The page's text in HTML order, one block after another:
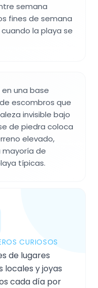
semana
fines de semana
la playa se
una base
escombros que
invisible bajo
de piedra coloca
elevado,
mayoría de
típicas.
CURIOSOS
de lugares
locales y joyas
cada día por